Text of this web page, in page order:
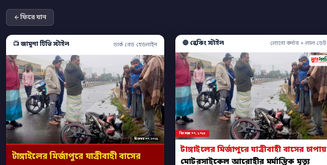
ফিরে যান
📺 জামুনা টিভি স্টাইল ডার্ক রেড হেডলাইন
ডিসেম্বর ৩০, ২০২৫
টাঙ্গাইলের মির্জাপুরে যাত্রীবাহী বাসের
🔴 ব্রেকিং স্টাইল লোগো কর্নার + লাল ডেট
ডিসেম্বর ৩০, ২০২৫
টাঙ্গাইলের মির্জাপুরে যাত্রীবাহী বাসের চাপায়
মোটরসাইকেল আরোহীর মর্মান্তিক মৃত্যু